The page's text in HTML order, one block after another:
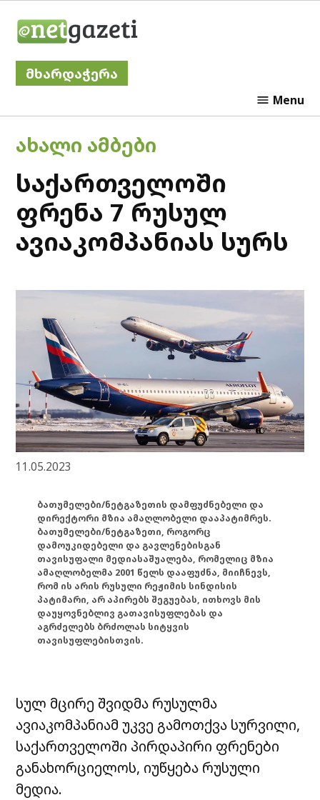
მხარდაჭერა
Menu
POSTED
IN
ᲐᲮᲐᲚᲘ ᲐᲛᲑᲔᲑᲘ
საქართველოში
ფრენა 7 რუსულ
ავიაკომპანიას სურს
11.05.2023
ბათუმელები/ნეტგაზეთის დამფუძნებელი და
დირექტორი მზია ამაღლობელი დააპატიმრეს.
ბათუმელები/ნეტგაზეთი, როგორც
დამოუკიდებელი და გავლენებისგან
თავისუფალი მედიასაშუალება, რომელიც მზია
ამაღლობელმა 2001 წელს დააფუძნა, მიიჩნევს,
რომ ის არის რუსული რეჟიმის სინდისის
პატიმარი, არ აპირებს შეგუებას, ითხოვს მის
დაუყოვნებლივ გათავისუფლებას და
აგრძელებს ბრძოლას სიტყვის
თავისუფლებისთვის.
სულ მცირე შვიდმა რუსულმა
ავიაკომპანიამ უკვე გამოთქვა სურვილი,
საქართველოში პირდაპირი ფრენები
განახორციელოს, იუწყება რუსული
მედია.